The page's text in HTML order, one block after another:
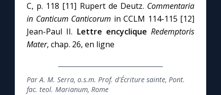
C, p. 118 [11] Rupert de Deutz. Commentaria
in Canticum Canticorum in CCLM 114-115 [12]
Jean-Paul II. Lettre encyclique Redemptoris
Mater, chap. 26, en ligne
Par A. M. Serra, o.s.m. Prof. d'Écriture sainte, Pont.
fac. teol. Marianum, Rome